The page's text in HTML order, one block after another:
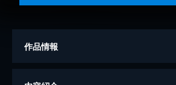
作品情報
モデル